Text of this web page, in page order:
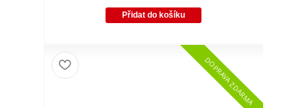
Přidat do košíku
DOPRAVA ZDARMA